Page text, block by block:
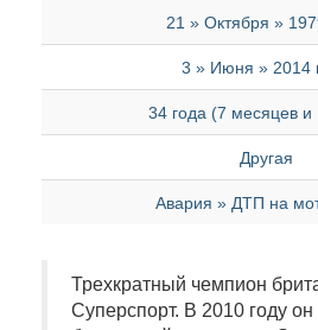
21 » Октября »
3 » Июня » 2014
34 года (7 месяцев и
Другая
Авария » ДТП на
Трехкратный чемпион
Суперспорт. В 2010 году